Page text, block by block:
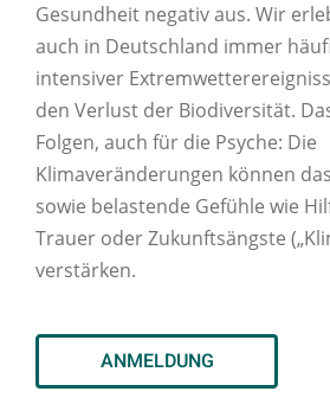
Gesundheit negativ aus. Wir
auch in Deutschland immer
intensiver
den Verlust der Biodiversität.
Folgen, auch für die Psyche: Die
Klimaveränderungen können
sowie belastende Gefühle wie
Trauer oder Zukunftsängste
verstärken.
ANMELDUNG